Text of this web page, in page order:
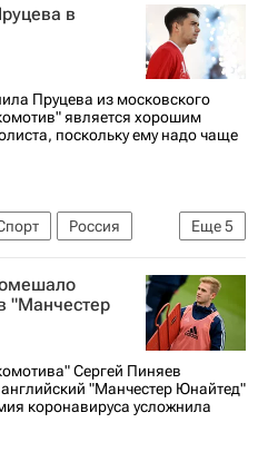
по футболу)
в
Пруцева из московского
является хорошим
поскольку ему надо чаще
Еще5
Россия
(Москва)
в РПЛ
по футболу)
"Манчестер
Сергей Пиняев
"Манчестер Юнайтед"
коронавируса усложнила